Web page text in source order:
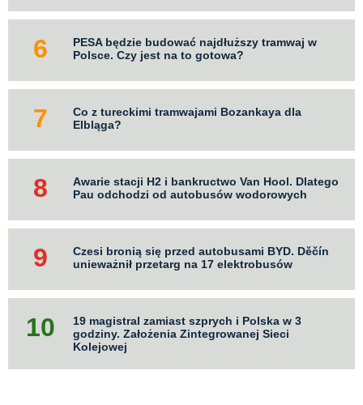
PESA będzie budować najdłuższy tramwaj w
Polsce. Czy jest na to gotowa?
Co z tureckimi tramwajami Bozankaya dla
Elbląga?
Awarie stacji H2 i bankructwo Van Hool. Dlatego
Pau odchodzi od autobusów wodorowych
Czesi bronią się przed autobusami BYD. Děčín
unieważnił przetarg na 17 elektrobusów
19 magistral zamiast szprych i Polska w 3
godziny. Założenia Zintegrowanej Sieci
Kolejowej